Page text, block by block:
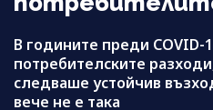
В годините преди COVID-
потребителските
следваше устойчив
вече не е така